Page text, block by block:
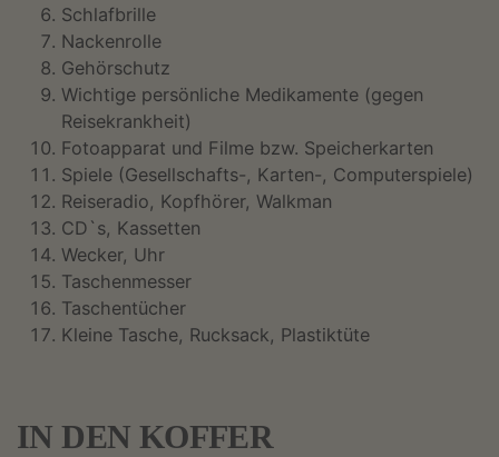
Schlafbrille
Nackenrolle
Gehörschutz
Wichtige persönliche Medikamente (gegen
Reisekrankheit)
Fotoapparat und Filme bzw. Speicherkarten
Spiele (Gesellschafts-, Karten-, Computerspiele)
Reiseradio, Kopfhörer, Walkman
CD`s, Kassetten
Wecker, Uhr
Taschenmesser
Taschentücher
Kleine Tasche, Rucksack, Plastiktüte
IN DEN KOFFER